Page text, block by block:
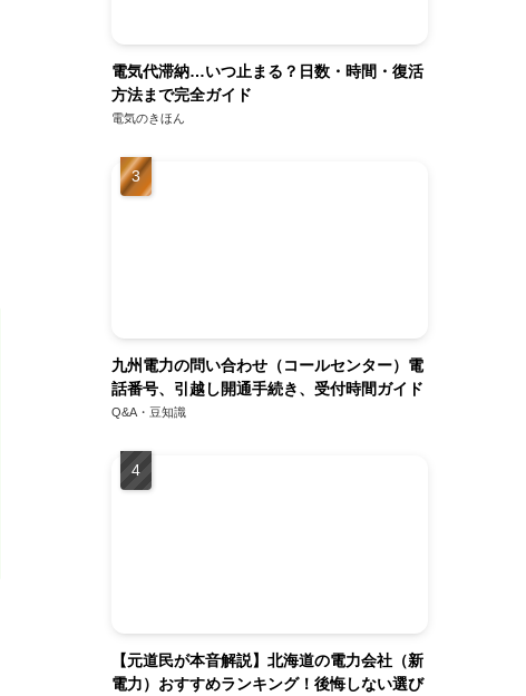
電気代滞納…いつ止まる？日数・時間・復活
方法まで完全ガイド
電気のきほん
九州電力の問い合わせ（コールセンター）電
話番号、引越し開通手続き、受付時間ガイド
Q&A・豆知識
【元道民が本音解説】北海道の電力会社（新
電力）おすすめランキング！後悔しない選び